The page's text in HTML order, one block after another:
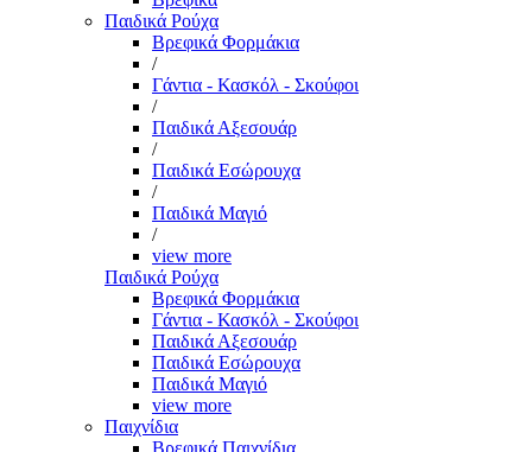
Παιδικά Ρούχα
Βρεφικά Φορμάκια
/
Γάντια - Κασκόλ - Σκούφοι
/
Παιδικά Αξεσουάρ
/
Παιδικά Εσώρουχα
/
Παιδικά Μαγιό
/
view more
Παιδικά Ρούχα
Βρεφικά Φορμάκια
Γάντια - Κασκόλ - Σκούφοι
Παιδικά Αξεσουάρ
Παιδικά Εσώρουχα
Παιδικά Μαγιό
view more
Παιχνίδια
Βρεφικά Παιχνίδια